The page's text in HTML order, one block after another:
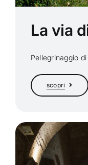
La via
Pellegrinaggio
scopri